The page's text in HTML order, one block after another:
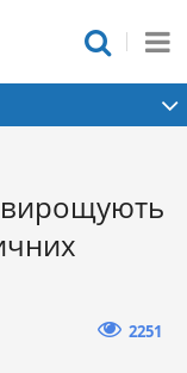
вирощують
2251